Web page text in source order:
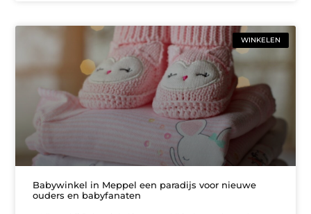
WINKELEN
Babywinkel in Meppel een paradijs voor nieuwe
ouders en babyfanaten